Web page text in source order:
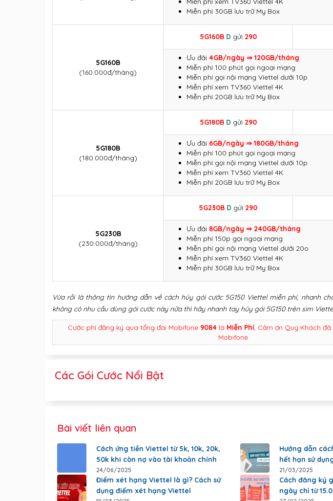
Miễn phí 30GB lưu trữ My Box
5G160B
(160.000đ/tháng)
5G160B D gửi 290
Ưu đãi 4GB/ngày ⇒ 120GB/tháng
Miễn phí 100 phút gọi ngoại mạng
Miễn phí gọi nội mạng Viettel dưới 10p
Miễn phí xem TV360 Viettel 4K
Miễn phí 20GB lưu trữ My Box
5G180B
(180.000đ/tháng)
5G180B D gửi 290
Ưu đãi 6GB/ngày ⇒ 180GB/tháng
Miễn phí 100 phút gọi ngoại mạng
Miễn phí gọi nội mạng Viettel dưới 10p
Miễn phí xem TV360 Viettel 4K
Miễn phí 20GB lưu trữ My Box
5G230B
(230.000đ/tháng)
5G230B D gửi 290
Ưu đãi 8GB/ngày ⇒ 240GB/tháng
Miễn phí 150p gọi ngoại mạng
Miễn phí gọi nội mạng Viettel dưới 20o
Miễn phí xem TV360 Viettel 4K
Miễn phí 30GB lưu trữ My Box
Vừa rồi là thông tin hướng dẫn về cách hủy gói cước 5G150 Viettel miễn phí, nhanh
không có nhu cầu dùng gói cước này nữa thì hãy nhanh tay hủy gói 5G150 trên sim
Cước phí đăng ký qua tổng đài Mobifone 9084 là Miễn Phí, Cảm ơn Quý Khách
Mobifone
Các Gói Cước Nổi Bật
Bài viết liên quan
Cách ứng tiền Viettel từ 5k, 10k, 20k,
50k khi còn nợ vào tài khoản chính
24/06/2025
Hướng dẫn
hết hạn sử
21/03/2025
Điểm xét hạng Viettel là gì? Cách sử
dụng điểm xét hạng Viettel
Cách đăng ký
ngày chỉ từ